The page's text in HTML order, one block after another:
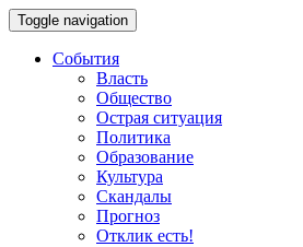
Toggle navigation
События
Власть
Общество
Острая ситуация
Политика
Образование
Культура
Скандалы
Прогноз
Отклик есть!